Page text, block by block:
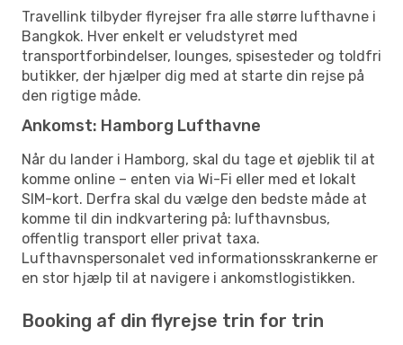
Travellink tilbyder flyrejser fra alle større lufthavne i
Bangkok. Hver enkelt er veludstyret med
transportforbindelser, lounges, spisesteder og toldfri
butikker, der hjælper dig med at starte din rejse på
den rigtige måde.
Ankomst: Hamborg Lufthavne
Når du lander i Hamborg, skal du tage et øjeblik til at
komme online – enten via Wi-Fi eller med et lokalt
SIM-kort. Derfra skal du vælge den bedste måde at
komme til din indkvartering på: lufthavnsbus,
offentlig transport eller privat taxa.
Lufthavnspersonalet ved informationsskrankerne er
en stor hjælp til at navigere i ankomstlogistikken.
Booking af din flyrejse trin for trin